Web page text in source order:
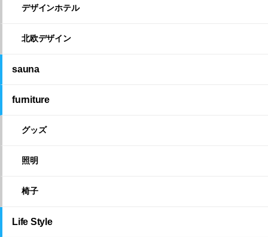
デザインホテル
北欧デザイン
sauna
furniture
グッズ
照明
椅子
Life Style